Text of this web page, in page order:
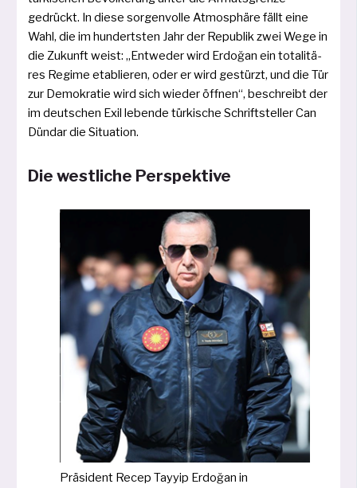
gedrückt. In die­se sor­gen­vol­le Atmosphäre fällt eine
Wahl, die im hun­derts­ten Jahr der Republik zwei Wege in
die Zukunft weist: „Entweder wird Erdoğan ein tota­li­tä­
res Regime eta­blie­ren, oder er wird gestürzt, und die Tür
zur Demokratie wird sich wie­der öff­nen“, beschreibt der
im deut­schen Exil leben­de tür­ki­sche Schriftsteller Can
Dündar die Situation.
Die westliche Perspektive
Präsident Recep Tayyip Erdoğan in